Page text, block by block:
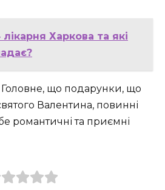
Харкова та які
Головне, що подарунки, що
Валентина, повинні
романтичні та приємні